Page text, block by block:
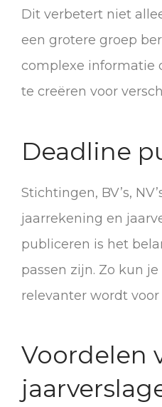
Dit verbetert niet
een grotere groep
complexe informatie
te creëren voor
Deadline
Stichtingen, BV’s,
jaarrekening en
publiceren is het
passen zijn. Zo kun
relevanter wordt
Voordelen